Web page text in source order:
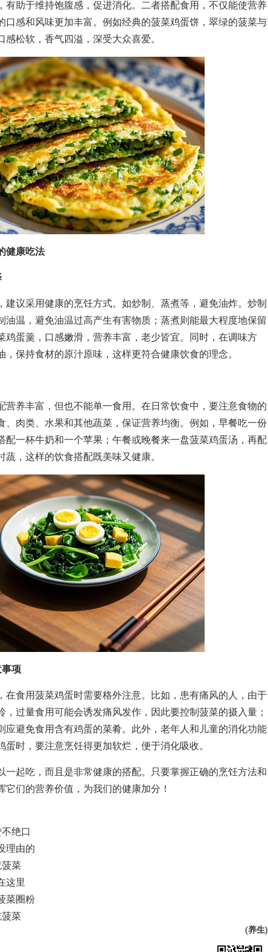
有助于维持饱腹感，促进消化。二者搭配食用，不仅能使营养
口感和风味更加丰富。例如经典的菠菜鸡蛋饼，翠绿的菠菜与
松软，香气四溢，深受大众喜爱。
健康吃法
议采用健康的烹饪方式。如炒制、蒸煮等，避免油炸。炒制
油温，避免油温过高产生有害物质；蒸煮则能最大程度地保留
鸡蛋羹，口感嫩滑，营养丰富，老少皆宜。同时，在调味方
，保持食材的原汁原味，这样更符合健康饮食的理念。
养丰富，但也不能单一食用。在日常饮食中，要注意食物的
、肉类、水果和其他蔬菜，保证营养均衡。例如，早餐吃一份
配一杯牛奶和一个苹果；午餐或晚餐来一盘菠菜鸡蛋汤，再配
蔬，这样的饮食搭配既美味又健康。
项
食用菠菜鸡蛋时需要格外注意。比如，患有痛风的人，由于
，过量食用可能会诱发痛风发作，因此要控制菠菜的摄入量；
应避免食用含有鸡蛋的菜肴。此外，老年人和儿童的消化功能
蛋时，要注意烹饪得更加软烂，便于消化吸收。
起吃，而且是非常健康的搭配。只要掌握正确的烹饪方法和
它们的营养价值，为我们的健康加分！
绝口
理由的
菜
这里
菜圈粉
菜
(养生)